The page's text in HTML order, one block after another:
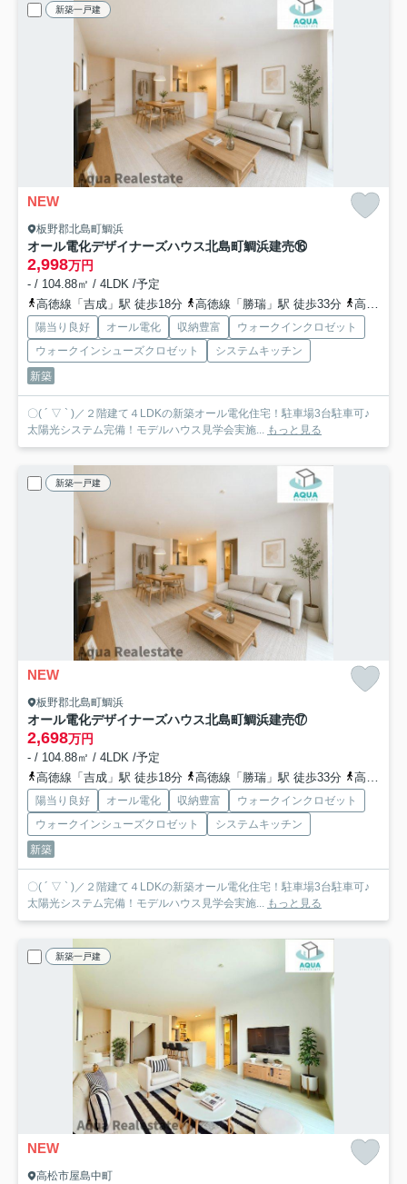
新築一戸建
NEW
板野郡北島町鯛浜
オール電化デザイナーズハウス北島町鯛浜建売⑯
2,998万円
- / 104.88㎡ / 4LDK /予定
高徳線「吉成」駅 徒歩18分
高徳線「勝瑞」駅 徒歩33分 高徳線「佐古」駅 徒歩69分
陽当り良好 オール電化 収納豊富
ウォークインクロゼット
ウォークインシューズクロゼット
システムキッチン
新築
〇( ´ ▽ ` )／２階建て４LDKの新築オール電化住宅！駐車場3台駐車可♪
太陽光システム完備！モデルハウス見学会実施... もっと見る
新築一戸建
NEW
板野郡北島町鯛浜
オール電化デザイナーズハウス北島町鯛浜建売⑰
2,698万円
- / 104.88㎡ / 4LDK /予定
高徳線「吉成」駅 徒歩18分
高徳線「勝瑞」駅 徒歩33分 高徳線「佐古」駅 徒歩69分
陽当り良好 オール電化 収納豊富
ウォークインクロゼット
ウォークインシューズクロゼット
システムキッチン
新築
〇( ´ ▽ ` )／２階建て４LDKの新築オール電化住宅！駐車場3台駐車可♪
太陽光システム完備！モデルハウス見学会実施... もっと見る
新築一戸建
NEW
高松市屋島中町